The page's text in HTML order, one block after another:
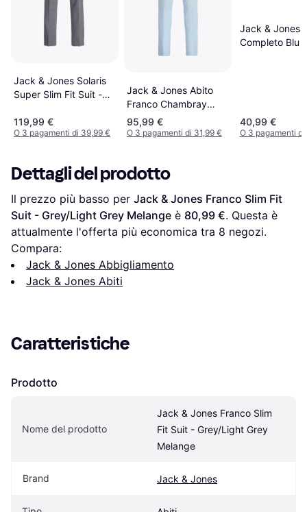
Jack & Jones Solaris
Super Slim Fit Suit -
Melange
119,99 €
O 3 pagamenti di 39,99 €
Jack & Jones Abito
Franco Chambray
Blue
95,99 €
O 3 pagamenti di 31,99 €
Jack & Jones
Completo Blu
40,99 €
O 3 pagamenti di
Dettagli del prodotto
Il prezzo più basso per Jack & Jones Franco Slim Fit
Suit - Grey/Light Grey Melange è 80,99 €. Questa è
attualmente l'offerta più economica tra 8 negozi.
Compara:
Jack & Jones Abbigliamento
Jack & Jones Abiti
Caratteristiche
Prodotto
Nome del prodotto
Jack & Jones Franco Slim
Fit Suit - Grey/Light Grey
Melange
Brand Jack & Jones